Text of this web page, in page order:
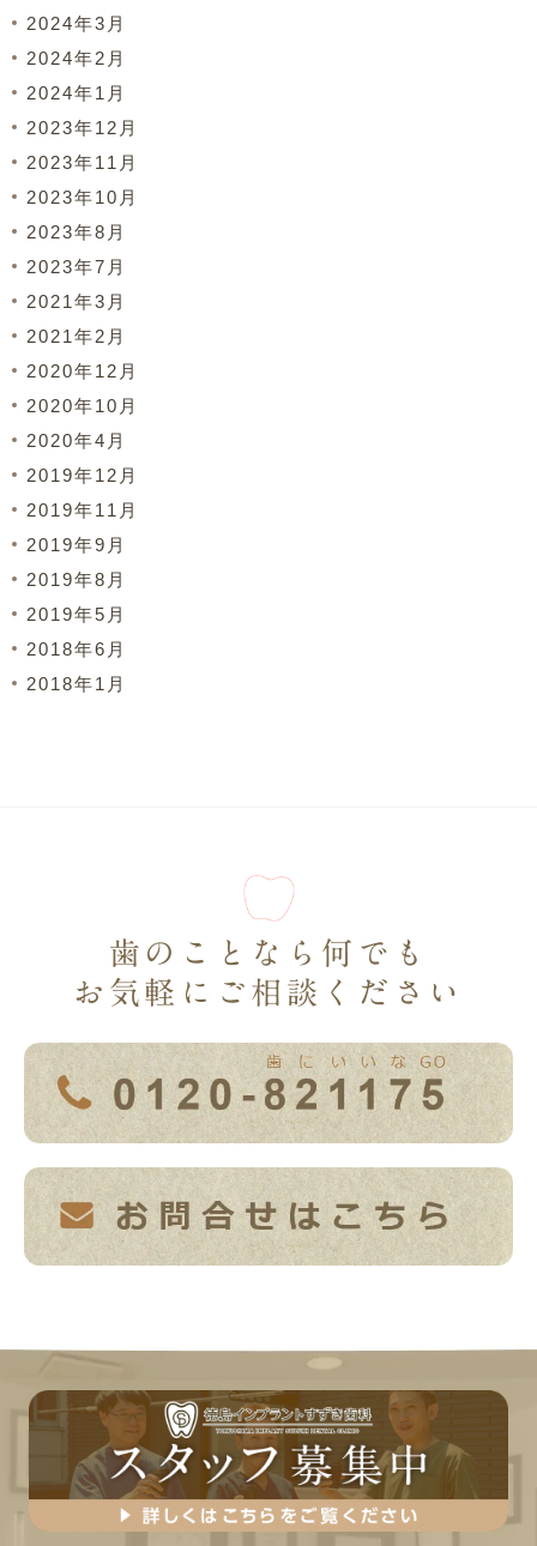
2024年3月
2024年2月
2024年1月
2023年12月
2023年11月
2023年10月
2023年8月
2023年7月
2021年3月
2021年2月
2020年12月
2020年10月
2020年4月
2019年12月
2019年11月
2019年9月
2019年8月
2019年5月
2018年6月
2018年1月
歯のことなら何でも
お気軽にご相談ください